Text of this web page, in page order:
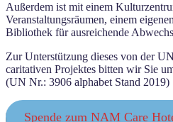
Außerdem ist mit einem
Veranstaltungsräumen, einem
Bibliothek für ausreichende
Zur Unterstützung dieses von der
caritativen Projektes bitten wir Sie
(UN Nr.: 3906 alphabet Stand 2019)
Spende zum NAM Care